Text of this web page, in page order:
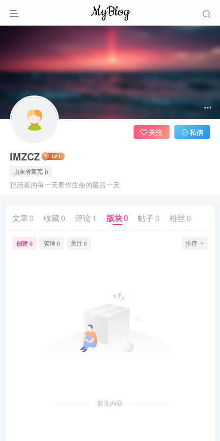
IMZCZ
山东省莱芜市
把活着的每一天看作生命的最后一天
关注 私信
文章0 收藏 0 评论 1 版块0 帖子 0 粉丝 0
创建 0 管理 0 关注 0 排序
暂无内容